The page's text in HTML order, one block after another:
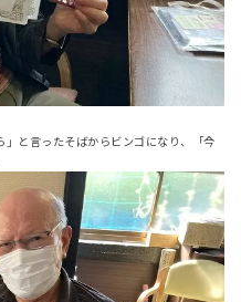
と言ったそばからビンゴになり、「今